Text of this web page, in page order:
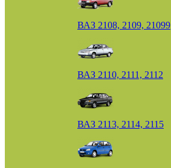
ВАЗ 2108, 2109, 21099
ВАЗ 2110, 2111, 2112
ВАЗ 2113, 2114, 2115